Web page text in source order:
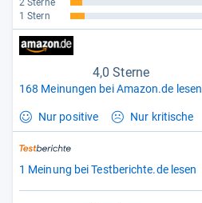
1 Stern
4,0 Sterne
168 Meinungen bei Amazon.de lesen
Nur positive Nur kritische
1 Meinung bei Testberichte.de lesen